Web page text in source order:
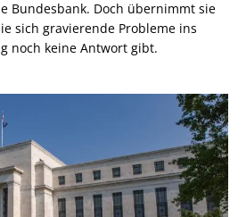
Bundesbank. Doch übernimmt sie
sich gravierende Probleme ins
noch keine Antwort gibt.